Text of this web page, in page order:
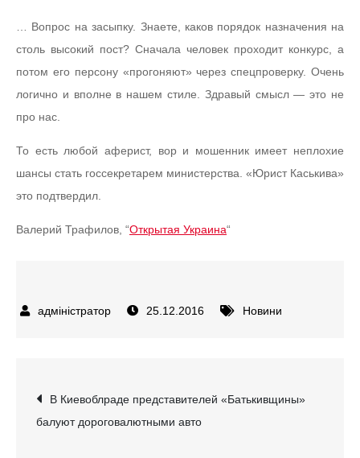
… Вопрос на засыпку. Знаете, каков порядок назначения на
столь высокий пост? Сначала человек проходит конкурс, а
потом его персону «прогоняют» через спецпроверку. Очень
логично и вполне в нашем стиле. Здравый смысл — это не
про нас.
То есть любой аферист, вор и мошенник имеет неплохие
шансы стать госсекретарем министерства. «Юрист Каськива»
это подтвердил.
Валерий Трафилов, “Открытая Украина“
25.12.2016 Новини
Навігація
записів
В Киевоблраде представителей «Батькивщины»
балуют дороговалютными авто